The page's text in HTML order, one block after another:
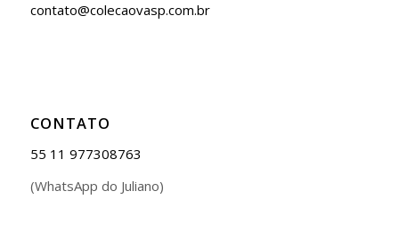
contato@colecaovasp.com.br
CONTATO
55 11 977308763
(WhatsApp do Juliano)